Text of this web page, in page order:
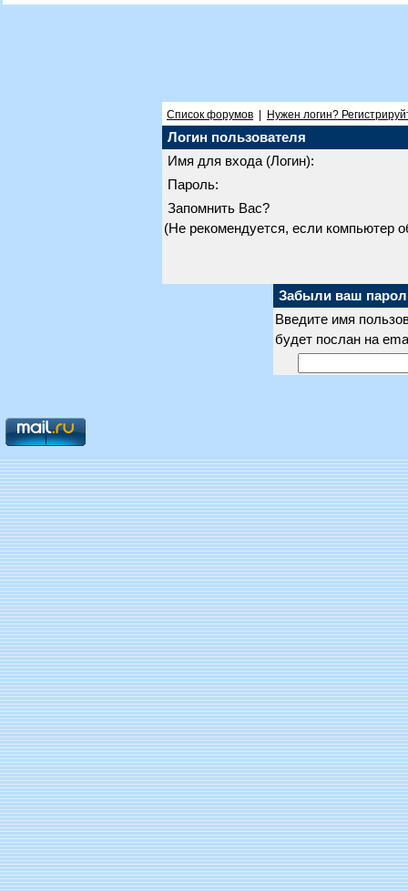
Список форумов Нужен логин?
Логин пользователя
Имя для входа (Логин):
Пароль:
Запомнить Вас?
(Не рекомендуется, если компьютер
Забыли ваш
Введите имя
будет послан на